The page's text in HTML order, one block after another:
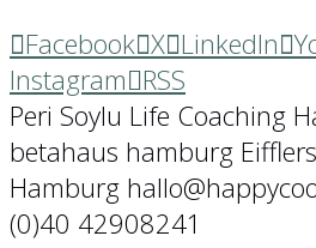
Facebook X LinkedIn
Instagram RSS
Peri Soylu Life Coaching
betahaus hamburg
Hamburg
(0)40 42908241